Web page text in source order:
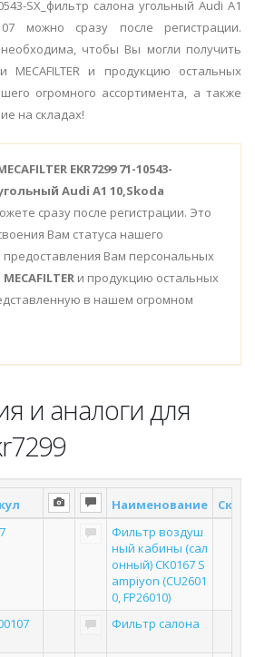
SX_фильтр салона угольный Audi A1
можно сразу после регистрации.
чтобы Вы могли получить
и продукцию остальных
огромного ассортимента, а также
на складах!
EKR7299 71-10543-
Audi A1 10,Skoda
сразу после регистрации. Это
Вам статуса нашего
предоставления Вам персональных
и продукцию остальных
в нашем огромном
и аналоги для
Наименование
Фильтр воздуш
ный кабины (сал
онный) CK0167 S
ampiyon (CU2601
0, FP26010)
Фильтр салона